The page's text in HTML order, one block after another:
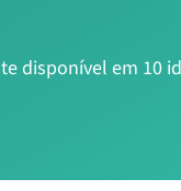
disponível em 10